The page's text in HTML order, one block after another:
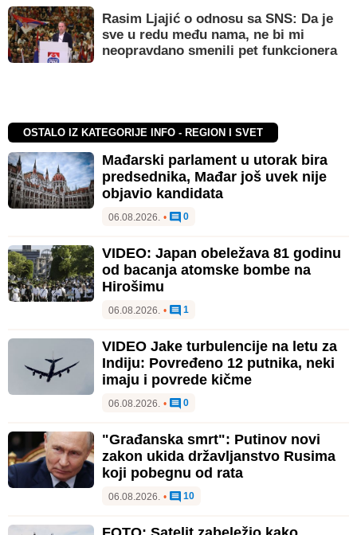
Rasim Ljajić o odnosu sa SNS: Da je
sve u redu među nama, ne bi mi
neopravdano smenili pet funkcionera
OSTALO IZ KATEGORIJE INFO - REGION I SVET
Mađarski parlament u utorak bira
predsednika, Mađar još uvek nije
objavio kandidata
06.08.2026. • 0
VIDEO: Japan obeležava 81 godinu
od bacanja atomske bombe na
Hirošimu
06.08.2026. • 1
VIDEO Jake turbulencije na letu za
Indiju: Povređeno 12 putnika, neki
imaju i povrede kičme
06.08.2026. • 0
"Građanska smrt": Putinov novi
zakon ukida državljanstvo Rusima
koji pobegnu od rata
06.08.2026. • 10